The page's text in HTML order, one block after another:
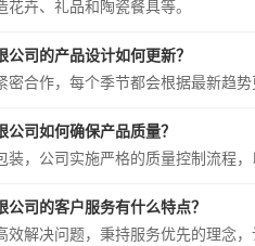
卉、礼品和陶瓷餐具等。
司的产品设计如何更新？
密合作，每个季节都会根据最新趋
司如何确保产品质量？
装，公司实施严格的质量控制流程，
司的客户服务有什么特点？
效解决问题，秉持服务优先的理念